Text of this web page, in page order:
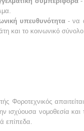
υπευθυνότητα- να
και το κοινωνικό σύνολο.
Φοροτεχνικός
ισχύουσα νομοθεσία και
επίπεδα.